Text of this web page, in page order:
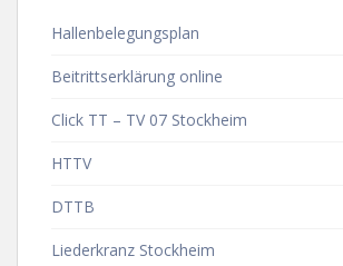
Hallenbelegungsplan
Beitrittserklärung online
Click TT – TV 07 Stockheim
HTTV
DTTB
Liederkranz Stockheim